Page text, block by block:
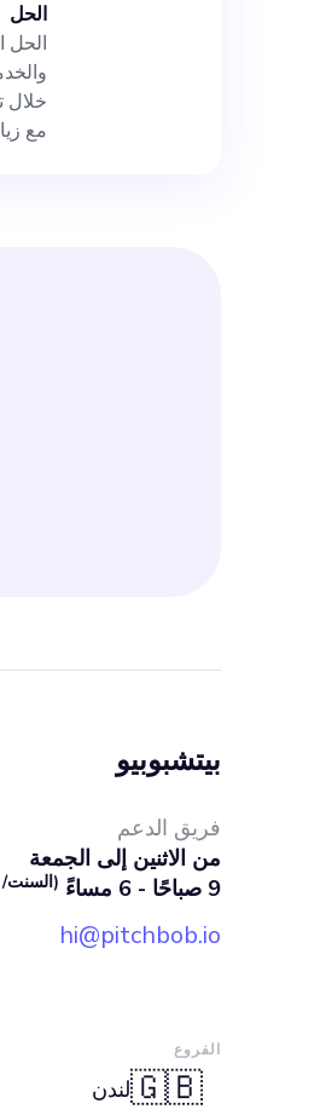
بالغ
الحل
الحل
خلال
مع
بيتشبوبيو
فريق الدعم
من الاثنين إلى الجمعة
9 صباحًا - 6 مساءً
(السنت/ UTC+1)
hi@pitchbob.io
الفروع
🇬🇧لندن